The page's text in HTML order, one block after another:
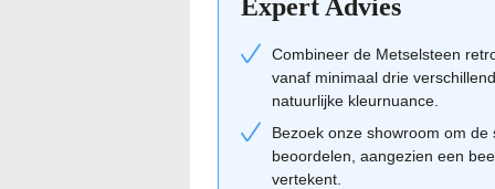
toegepast om aanbouwen naadloos
een moderne woning een zachtere,
een mooi contrast met strakke
voor een vertrouwde, Nederlandse
Combinatietips van de Geba
Voor een optimaal resultaat combineer
Expert Advies
Combineer de Metselsteen
vanaf minimaal drie
natuurlijke kleurnuance.
Bezoek onze showroom om
beoordelen, aangezien een
vertekent.